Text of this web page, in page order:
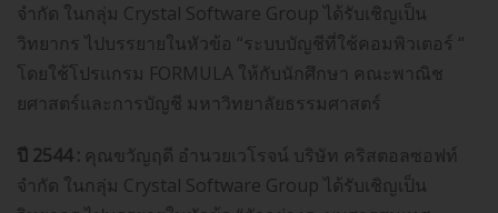
จำกัด ในกลุ่ม Crystal Software Group ได้รับเชิญเป็น
วิทยากร ไปบรรยายในหัวข้อ “ระบบบัญชีที่ใช้คอมพิวเตอร์ “
โดยใช้โปรแกรม FORMULA ให้กับนักศึกษา คณะพาณิช
ยศาสตร์และการบัญชี มหาวิทยาลัยธรรมศาสตร์
ปี 2544 : คุณขวัญฤดี อำนวยเวโรจน์ บริษัท คริสตอลซอฟท์
จำกัด ในกลุ่ม Crystal Software Group ได้รับเชิญเป็น